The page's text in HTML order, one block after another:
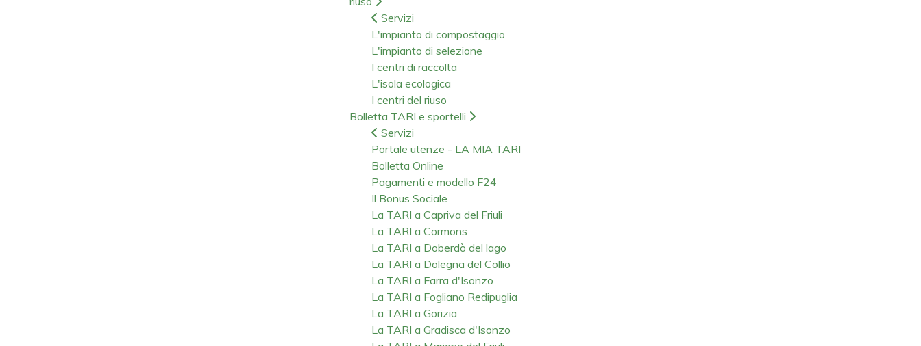
Servizi
L'impianto di compostaggio
L'impianto di selezione
I centri di raccolta
L'isola ecologica
I centri del riuso
Bolletta TARI e sportelli
Servizi
Portale utenze - LA MIA TARI
Bolletta Online
Pagamenti e modello F24
Il Bonus Sociale
La TARI a Capriva del Friuli
La TARI a Cormons
La TARI a Doberdò del lago
La TARI a Dolegna del Collio
La TARI a Farra d'Isonzo
La TARI a Fogliano Redipuglia
La TARI a Gorizia
La TARI a Gradisca d'Isonzo